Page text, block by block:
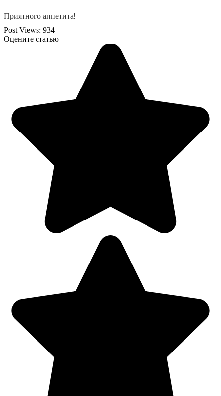
Приятного аппетита!
Post Views: 934
Оцените статью